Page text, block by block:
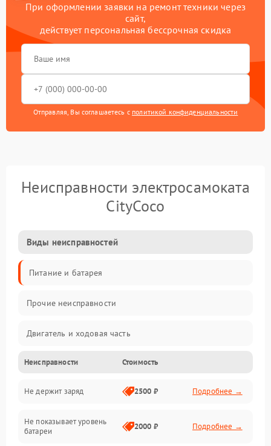
При оформлении заявки на ремонт техники через
сайт,
действует персональная бессрочная скидка
Отправляя, Вы соглашаетесь с политикой конфиденциальности
Неисправности электросамоката
CityCoco
Виды неисправностей
Питание и батарея
Прочие неисправности
Двигатель и ходовая часть
Тормоза и безопасность
Подвеска и колеса
Электроника и управление
Неисправности Стоимость
Не держит заряд 2500 ₽ Подробнее →
Не показывает уровень
батареи
2000 ₽ Подробнее →